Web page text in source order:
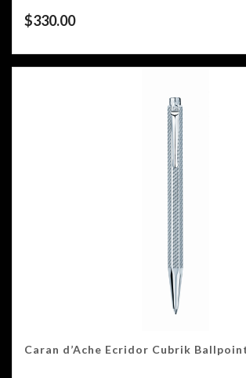
$330.00
Caran d’Ache Ecridor Cubrik